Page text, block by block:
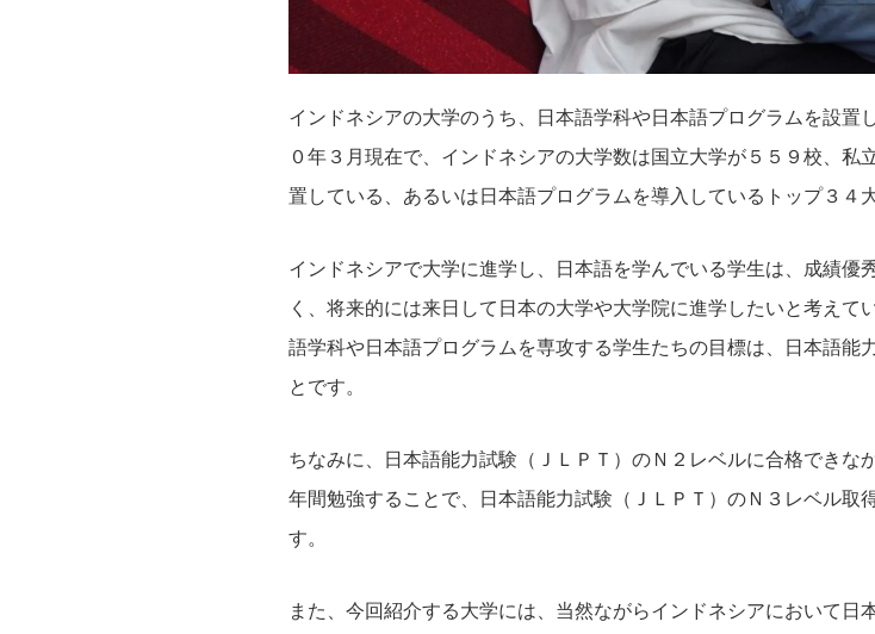
インドネシアの大学のうち、日本語学科や日本語プログラムを設置
０年３月現在で、インドネシアの大学数は国立大学が５５９校、
置している、あるいは日本語プログラムを導入しているトップ３４
インドネシアで大学に進学し、日本語を学んでいる学生は、成績
く、将来的には来日して日本の大学や大学院に進学したいと考え
語学科や日本語プログラムを専攻する学生たちの目標は、日本語能
とです。
ちなみに、日本語能力試験（ＪＬＰＴ）のＮ２レベルに合格できな
年間勉強することで、日本語能力試験（ＪＬＰＴ）のＮ３レベル取
す。
また、今回紹介する大学には、当然ながらインドネシアにおいて